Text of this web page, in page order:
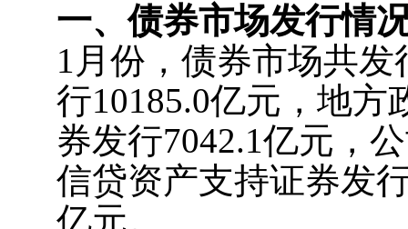
一、债券市场发行情
1月份，债券市场共
行10185.0亿元，地方
券发行7042.1亿元，
信贷资产支持证券发
亿元。